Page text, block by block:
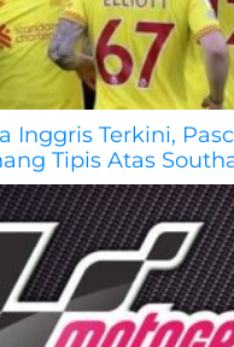
Inggris Terkini,
Tipis Atas